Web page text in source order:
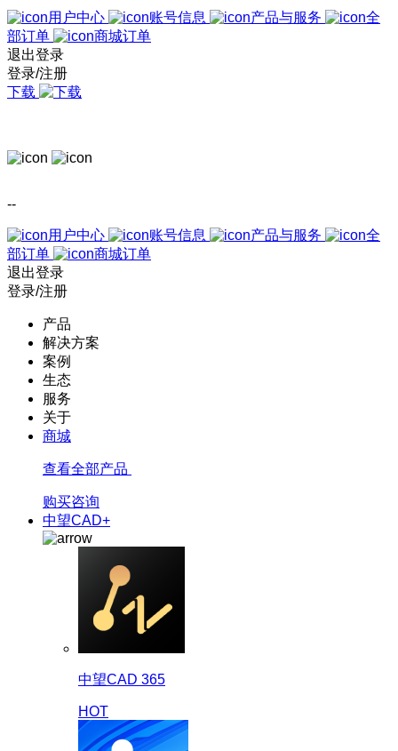
用户中心 账号信息 产品与服务
全
部订单
商城订单
退出登录
登录/注册
下载
--
用户中心 账号信息 产品与服务
全
部订单
商城订单
退出登录
登录/注册
产品
解决方案
案例
生态
服务
关于
商城
查看全部产品
购买咨询
中望CAD+
中望CAD 365
HOT